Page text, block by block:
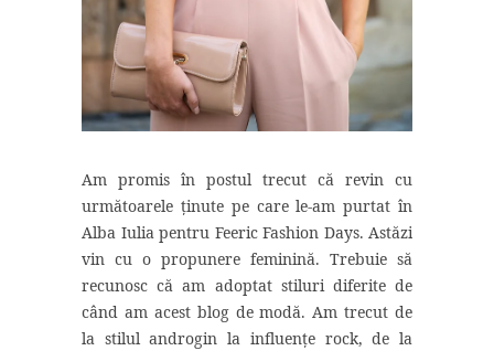
Am promis în postul trecut că revin cu
următoarele ținute pe care le-am purtat în
Alba Iulia pentru Feeric Fashion Days. Astăzi
vin cu o propunere feminină. Trebuie să
recunosc că am adoptat stiluri diferite de
când am acest blog de modă. Am trecut de
la stilul androgin la influențe rock, de la